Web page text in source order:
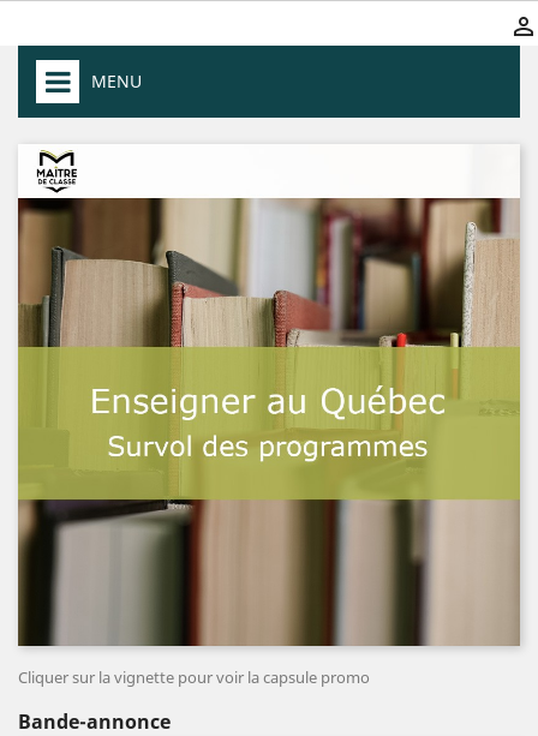

MENU
Cliquer sur la vignette pour voir la capsule promo
Bande-annonce